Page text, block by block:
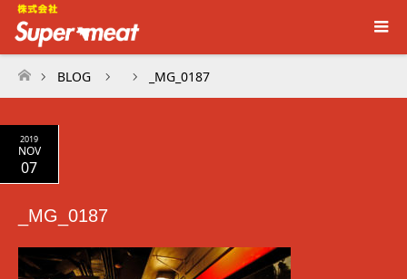
ホーム
BLOG _MG_0187
2019
NOV
07
_MG_0187